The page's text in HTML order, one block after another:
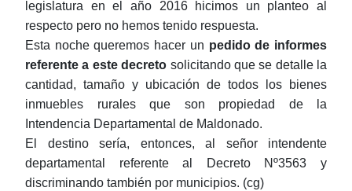
legislatura en el año 2016 hicimos un planteo al
respecto pero no hemos tenido respuesta.
Esta noche queremos hacer un pedido de informes
referente a este decreto solicitando que se detalle la
cantidad, tamaño y ubicación de todos los bienes
inmuebles rurales que son propiedad de la
Intendencia Departamental de Maldonado.
El destino sería, entonces, al señor intendente
departamental referente al Decreto Nº3563 y
discriminando también por municipios. (cg)